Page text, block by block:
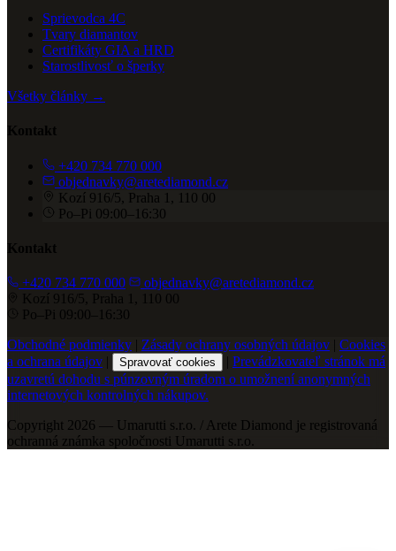
Sprievodca 4C
Tvary diamantov
Certifikáty GIA a HRD
Starostlivosť o šperky
Všetky články →
Kontakt
+420 734 770 000
objednavky@aretediamond.cz
Kozí 916/5, Praha 1, 110 00
Po–Pi 09:00–16:30
Kontakt
+420 734 770 000
objednavky@aretediamond.cz
Kozí 916/5, Praha 1, 110 00
Po–Pi 09:00–16:30
Obchodné podmienky | Zásady ochrany osobných údajov | Cookies
a ochrana údajov | Spravovať cookies | Prevádzkovateľ stránok má
uzavretú dohodu s púnzovným úradom o umožnení anonymných
internetových kontrolných nákupov.
Copyright 2026 — Umarutti s.r.o. / Arete Diamond je registrovaná
ochranná známka spoločnosti Umarutti s.r.o.